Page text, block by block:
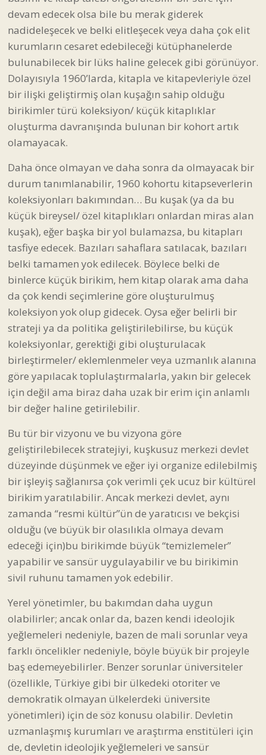
devam edecek olsa bile bu merak giderek
nadideleşecek ve belki elitleşecek veya daha çok elit
kurumların cesaret edebileceği kütüphanelerde
bulunabilecek bir lüks haline gelecek gibi görünüyor.
Dolayısıyla 1960’larda, kitapla ve kitapevleriyle özel
bir ilişki geliştirmiş olan kuşağın sahip olduğu
birikimler türü koleksiyon/ küçük kitaplıklar
oluşturma davranışında bulunan bir kohort artık
olamayacak.
Daha önce olmayan ve daha sonra da olmayacak bir
durum tanımlanabilir, 1960 kohortu kitapseverlerin
koleksiyonları bakımından… Bu kuşak (ya da bu
küçük bireysel/ özel kitaplıkları onlardan miras alan
kuşak), eğer başka bir yol bulamazsa, bu kitapları
tasfiye edecek. Bazıları sahaflara satılacak, bazıları
belki tamamen yok edilecek. Böylece belki de
binlerce küçük birikim, hem kitap olarak ama daha
da çok kendi seçimlerine göre oluşturulmuş
koleksiyon yok olup gidecek. Oysa eğer belirli bir
strateji ya da politika geliştirilebilirse, bu küçük
koleksiyonlar, gerektiği gibi oluşturulacak
birleştirmeler/ eklemlenmeler veya uzmanlık alanına
göre yapılacak toplulaştırmalarla, yakın bir gelecek
için değil ama biraz daha uzak bir erim için anlamlı
bir değer haline getirilebilir.
Bu tür bir vizyonu ve bu vizyona göre
geliştirilebilecek stratejiyi, kuşkusuz merkezi devlet
düzeyinde düşünmek ve eğer iyi organize edilebilmiş
bir işleyiş sağlanırsa çok verimli çek ucuz bir kültürel
birikim yaratılabilir. Ancak merkezi devlet, aynı
zamanda “resmi kültür”ün de yaratıcısı ve bekçisi
olduğu (ve büyük bir olasılıkla olmaya devam
edeceği için)bu birikimde büyük “temizlemeler”
yapabilir ve sansür uygulayabilir ve bu birikimin
sivil ruhunu tamamen yok edebilir.
Yerel yönetimler, bu bakımdan daha uygun
olabilirler; ancak onlar da, bazen kendi ideolojik
yeğlemeleri nedeniyle, bazen de mali sorunlar veya
farklı öncelikler nedeniyle, böyle büyük bir projeyle
baş edemeyebilirler. Benzer sorunlar üniversiteler
(özellikle, Türkiye gibi bir ülkedeki otoriter ve
demokratik olmayan ülkelerdeki üniversite
yönetimleri) için de söz konusu olabilir. Devletin
uzmanlaşmış kurumları ve araştırma enstitüleri için
de, devletin ideolojik yeğlemeleri ve sansür